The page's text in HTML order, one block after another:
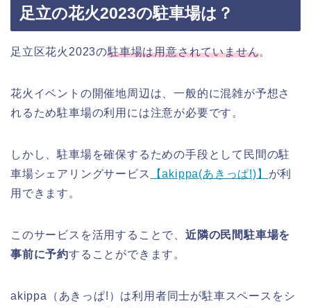
足立の花火2023の駐車場は？
足立区花火2023の駐車場は用意されていません。
花火イベントの開催地周辺は、一般的に混雑が予想さ
れるため駐車場の利用には注意が必要です。
しかし、駐車場を確保するための手段として民間の駐
車場シェアリングサービス
【akippa(あきっぱ!)】 が利
用できます。
このサービスを活用することで、 近隣の民間駐車場を
事前に予約することができます。
akippa（あきっぱ!）は利用者同士が駐車スペースをシ